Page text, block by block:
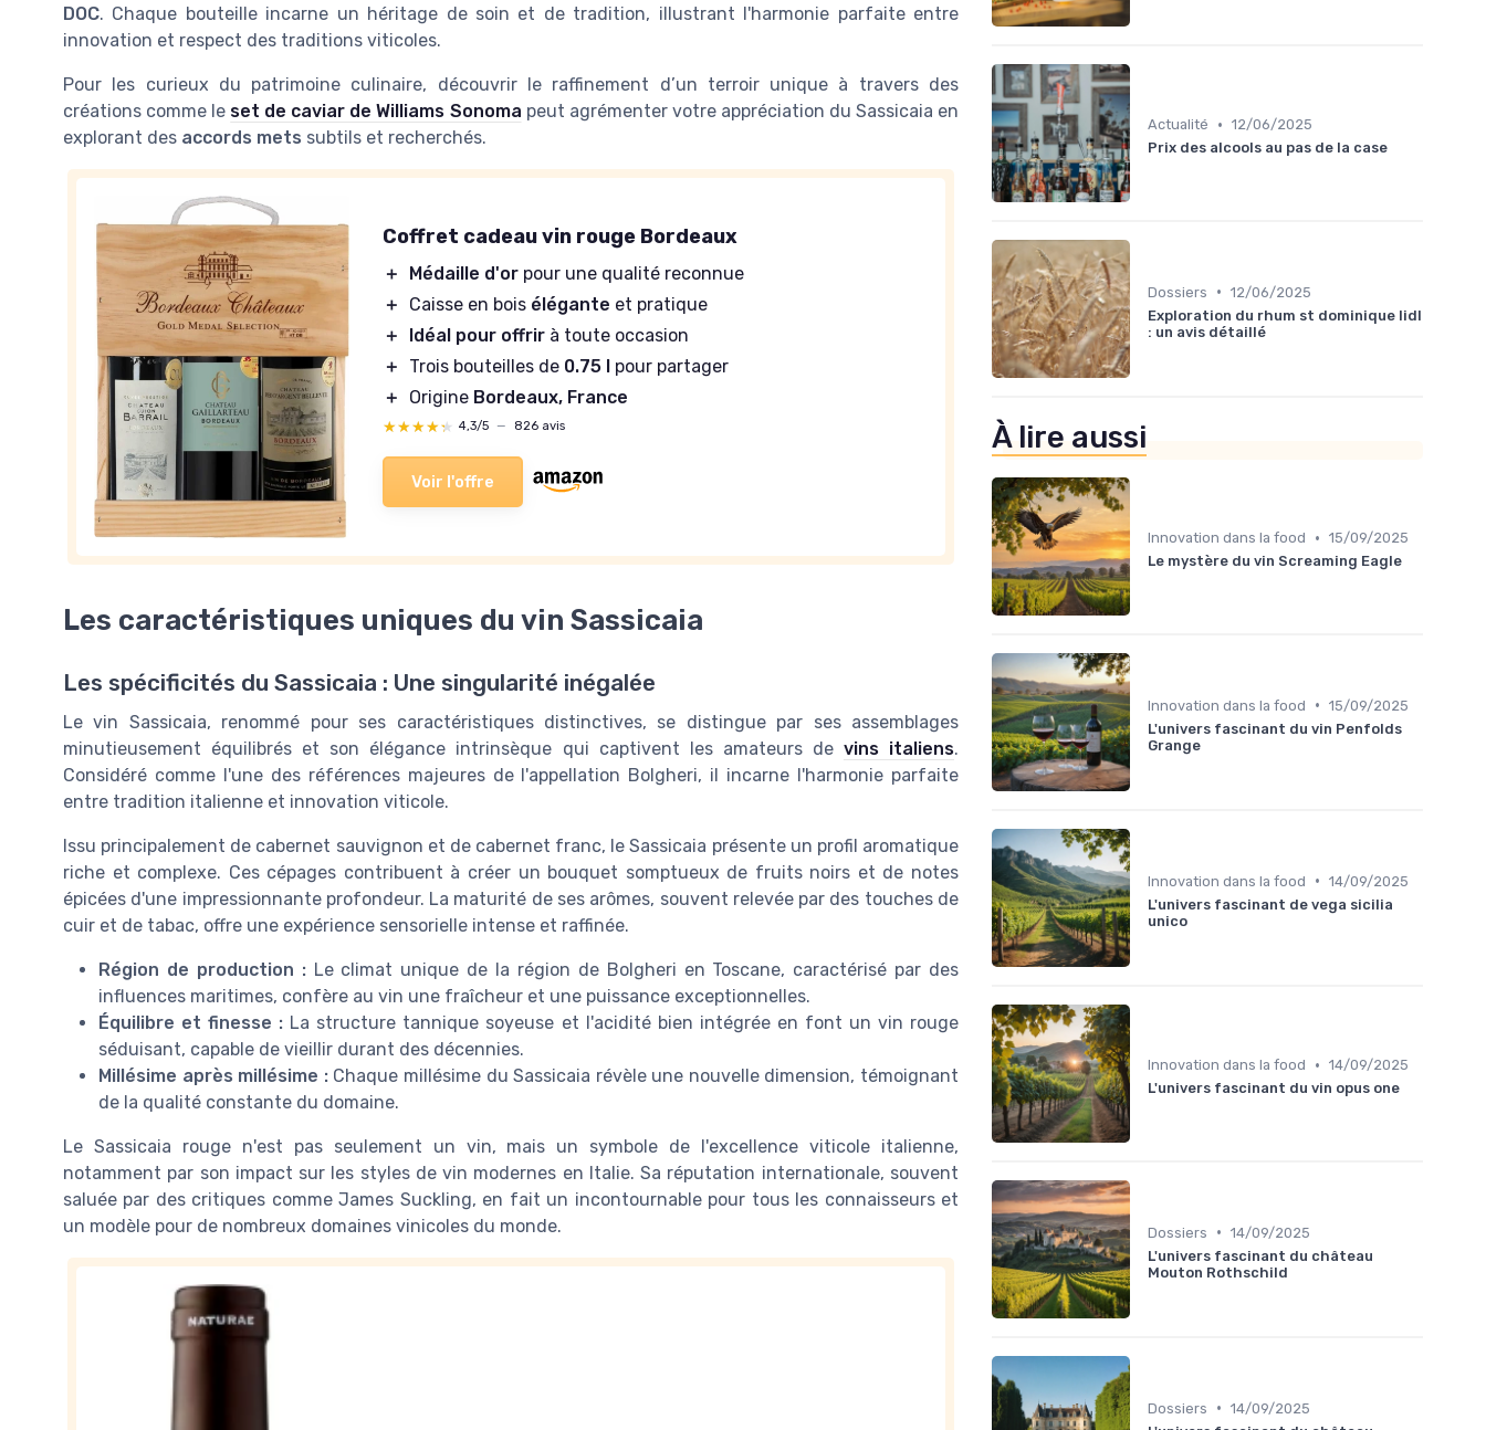
DOC. Chaque bouteille incarne un héritage de soin et de tradition, illustrant l'harmonie parfaite entre
innovation et respect des traditions viticoles.
Pour les curieux du patrimoine culinaire, découvrir le raffinement d’un terroir unique à travers des
créations comme le set de caviar de Williams Sonoma peut agrémenter votre appréciation du Sassicaia en
explorant des accords mets subtils et recherchés.
Coffret cadeau vin rouge Bordeaux
＋ Médaille d'or pour une qualité reconnue
＋
Caisse en bois élégante et pratique
＋
Idéal pour offrir à toute occasion
＋
Trois bouteilles de 0.75 l pour partager
＋
Origine Bordeaux, France
★★★★★
★★★★★ 4,3/5 — 826 avis
Voir l'offre
Les caractéristiques uniques du vin Sassicaia
Les spécificités du Sassicaia : Une singularité inégalée
Le vin Sassicaia, renommé pour ses caractéristiques distinctives, se distingue par ses assemblages
minutieusement équilibrés et son élégance intrinsèque qui captivent les amateurs de vins italiens.
Considéré comme l'une des références majeures de l'appellation Bolgheri, il incarne l'harmonie parfaite
entre tradition italienne et innovation viticole.
Issu principalement de cabernet sauvignon et de cabernet franc, le Sassicaia présente un profil aromatique
riche et complexe. Ces cépages contribuent à créer un bouquet somptueux de fruits noirs et de notes
épicées d'une impressionnante profondeur. La maturité de ses arômes, souvent relevée par des touches de
cuir et de tabac, offre une expérience sensorielle intense et raffinée.
Région de production :Le climat unique de la région de Bolgheri en Toscane, caractérisé par des
influences maritimes, confère au vin une fraîcheur et une puissance exceptionnelles.
Équilibre et finesse : La structure tannique soyeuse et l'acidité bien intégrée en font un vin rouge
séduisant, capable de vieillir durant des décennies.
Millésime après millésime :Chaque millésime du Sassicaia révèle une nouvelle dimension, témoignant
de la qualité constante du domaine.
Le Sassicaia rouge n'est pas seulement un vin, mais un symbole de l'excellence viticole italienne,
notamment par son impact sur les styles de vin modernes en Italie. Sa réputation internationale, souvent
saluée par des critiques comme James Suckling, en fait un incontournable pour tous les connaisseurs et
un modèle pour de nombreux domaines vinicoles du monde.
Actualité • 12/06/2025
Prix des alcools au pas de la case
Dossiers • 12/06/2025
Exploration du rhum st dominique lidl
: un avis détaillé
À lire aussi
Innovation dans la food • 15/09/2025
Le mystère du vin Screaming Eagle
Innovation dans la food • 15/09/2025
L'univers fascinant du vin Penfolds
Grange
Innovation dans la food • 14/09/2025
L'univers fascinant de vega sicilia
unico
Innovation dans la food • 14/09/2025
L'univers fascinant du vin opus one
Dossiers • 14/09/2025
L'univers fascinant du château
Mouton Rothschild
Dossiers • 14/09/2025